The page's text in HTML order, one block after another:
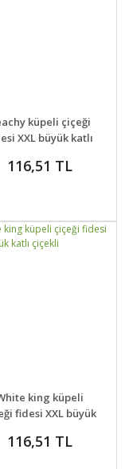
VER
küpeli çiçeği
XXL büyük katlı
116,51 TL
VER
king küpeli
fidesi XXL büyük
116,51 TL